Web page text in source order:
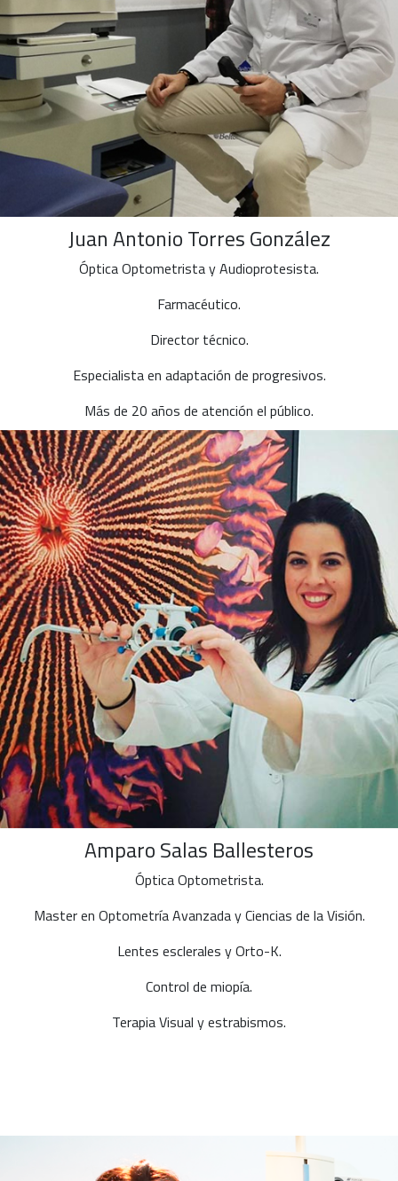
Juan Antonio Torres González
Óptica Optometrista y Audioprotesista.
Farmacéutico.
Director técnico.
Especialista en adaptación de progresivos.
Más de 20 años de atención el público.
Amparo Salas Ballesteros
Óptica Optometrista.
Master en Optometría Avanzada y Ciencias de la Visión.
Lentes esclerales y Orto-K.
Control de miopía.
Terapia Visual y estrabismos.